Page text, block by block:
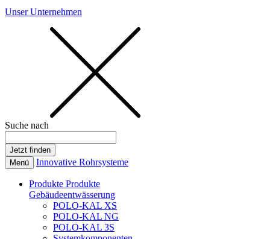
Unser Unternehmen
Suche nach
Menü Innovative Rohrsysteme
Produkte Produkte
Gebäudeentwässerung
POLO-KAL XS
POLO-KAL NG
POLO-KAL 3S